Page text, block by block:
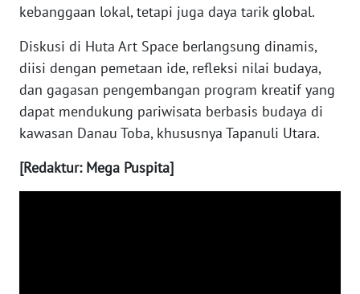
kebanggaan lokal, tetapi juga daya tarik global.
Diskusi di Huta Art Space berlangsung dinamis,
diisi dengan pemetaan ide, refleksi nilai budaya,
dan gagasan pengembangan program kreatif yang
dapat mendukung pariwisata berbasis budaya di
kawasan Danau Toba, khususnya Tapanuli Utara.
[Redaktur: Mega Puspita]
WN
BENGKULU
LAMPUNG
WN